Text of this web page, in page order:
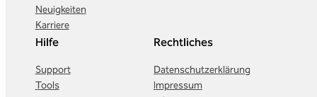
Neuigkeiten
Karriere
Hilfe
Support
Tools
Rechtliches
Datenschutzerklärung
Impressum